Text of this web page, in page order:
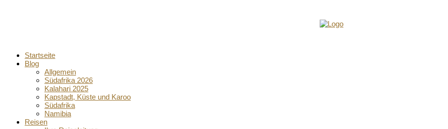
Startseite
Blog
Allgemein
Südafrika 2026
Kalahari 2025
Kapstadt, Küste und Karoo
Südafrika
Namibia
Reisen